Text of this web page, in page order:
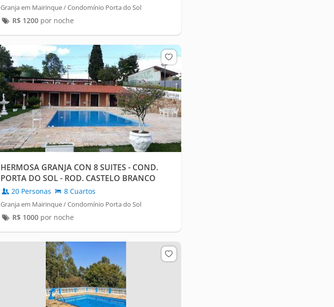
Granja em Mairinque / Condomínio Porta do Sol
R$ 1200por noche
HERMOSA GRANJA CON 8 SUITES - COND.
PORTA DO SOL - ROD. CASTELO BRANCO
20 Personas 8 Cuartos
Granja em Mairinque / Condomínio Porta do Sol
R$ 1000por noche